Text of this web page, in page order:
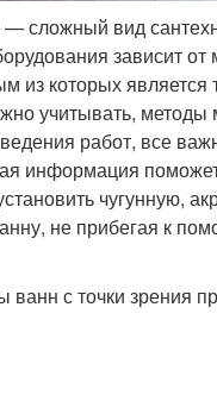
сложный вид
зависит от
из которых является
учитывать, методы
работ, все
информация
чугунную,
не прибегая к
ванн с точки зрения